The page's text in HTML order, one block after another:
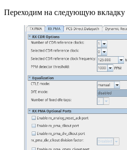
Переходим на следующую вкладку